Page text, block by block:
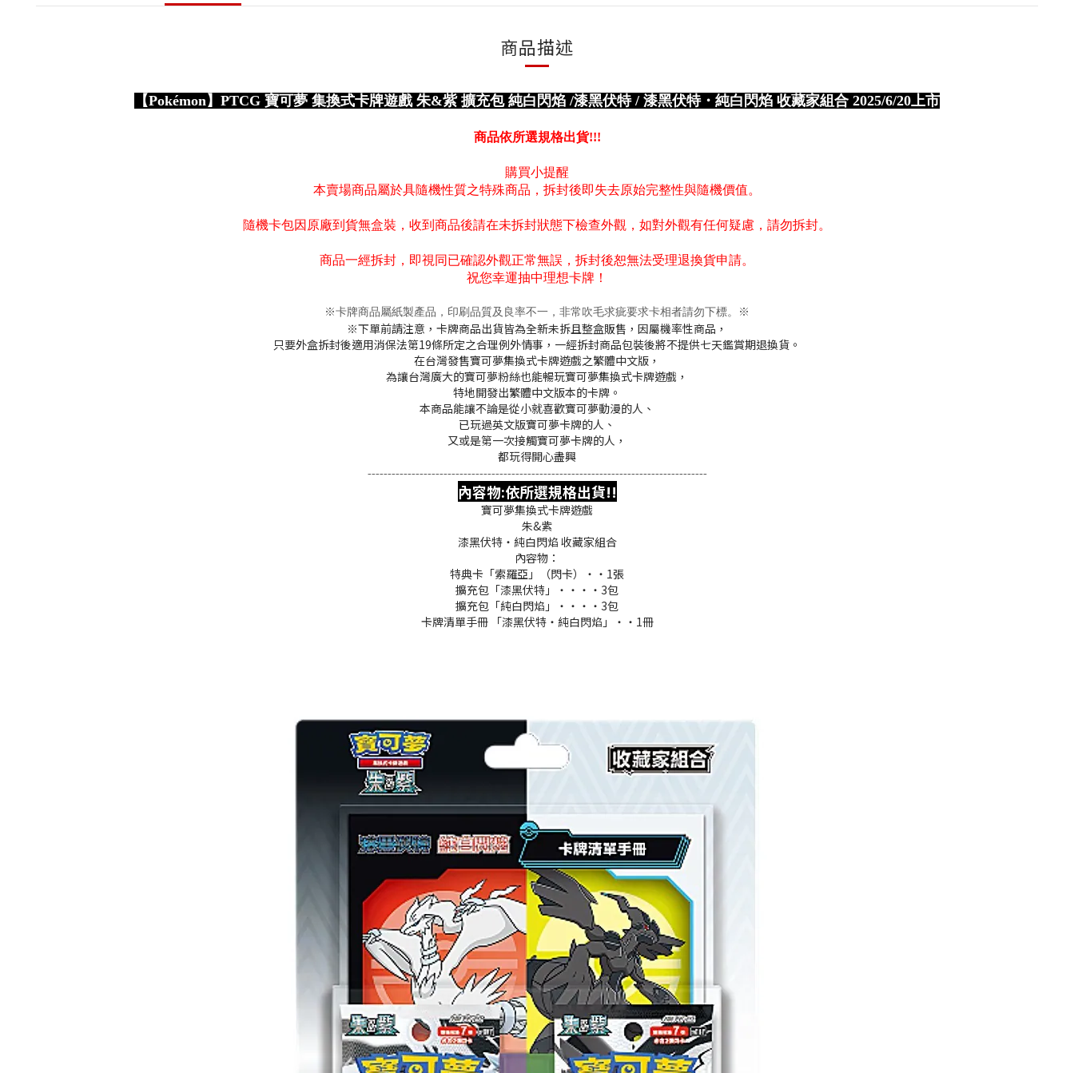
商品描述
【Pokémon】PTCG 寶可夢 集換式卡牌遊戲 朱&紫 擴充包 純白閃焰 /漆黑伏特 / 漆黑伏特・純白閃焰 收藏家組合 2025/6/20上市
商品依所選規格出貨!!!
購買小提醒
本賣場商品屬於具隨機性質之特殊商品，拆封後即失去原始完整性與隨機價值。
隨機卡包因原廠到貨無盒裝，收到商品後請在未拆封狀態下檢查外觀，如對外觀有任何疑慮，請勿拆封。
商品一經拆封，即視同已確認外觀正常無誤，拆封後恕無法受理退換貨申請。
祝您幸運抽中理想卡牌！
※卡牌商品屬紙製產品，印刷品質及良率不一，非常吹毛求疵要求卡相者請勿下標。※
※下單前請注意，卡牌商品出貨皆為全新未拆且整盒販售，因屬機率性商品，
只要外盒拆封後適用消保法第19條所定之合理例外情事，一經拆封商品包裝後將不提供七天鑑賞期退換貨。
在台灣發售寶可夢集換式卡牌遊戲之繁體中文版，
為讓台灣廣大的寶可夢粉絲也能暢玩寶可夢集換式卡牌遊戲，
特地開發出繁體中文版本的卡牌。
本商品能讓不論是從小就喜歡寶可夢動漫的人、
已玩過英文版寶可夢卡牌的人、
又或是第一次接觸寶可夢卡牌的人，
都玩得開心盡興
-------------------------------------------------------------------------------------
內容物:依所選規格出貨!!
寶可夢集換式卡牌遊戲
朱&紫
漆黑伏特・純白閃焰 收藏家組合
內容物：
特典卡「索羅亞」（閃卡）・・1張
擴充包「漆黑伏特」・・・・3包
擴充包「純白閃焰」・・・・3包
卡牌清單手冊 「漆黑伏特・純白閃焰」・・1冊